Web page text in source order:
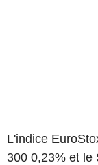
L'indice
300 0,23% et le